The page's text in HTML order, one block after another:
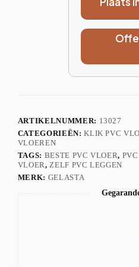
ARTIKELNUMMER: 13027
CATEGORIEËN:KLIK PVC
VLOEREN
TAGS: BESTE PVC VLOER,
VLOER,ZELF PVC LEGGEN
MERK: GELASTA